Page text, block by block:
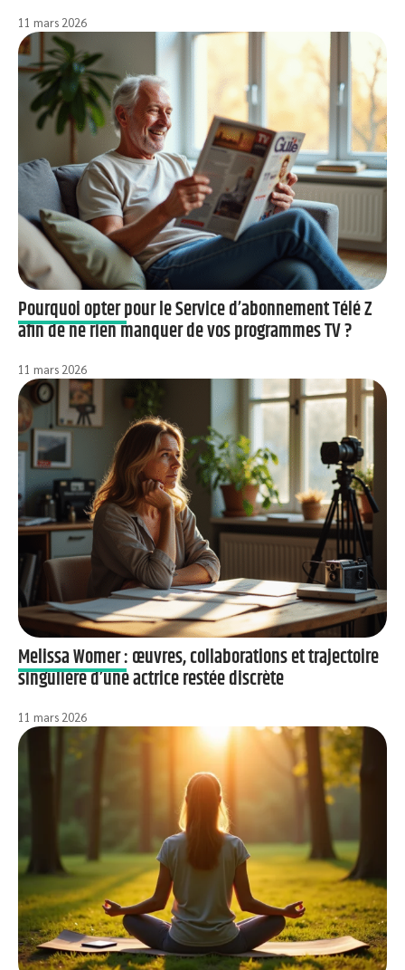
11 mars 2026
Pourquoi opter pour le Service d’abonnement Télé Z
afin de ne rien manquer de vos programmes TV ?
11 mars 2026
Melissa Womer : œuvres, collaborations et trajectoire
singulière d’une actrice restée discrète
11 mars 2026